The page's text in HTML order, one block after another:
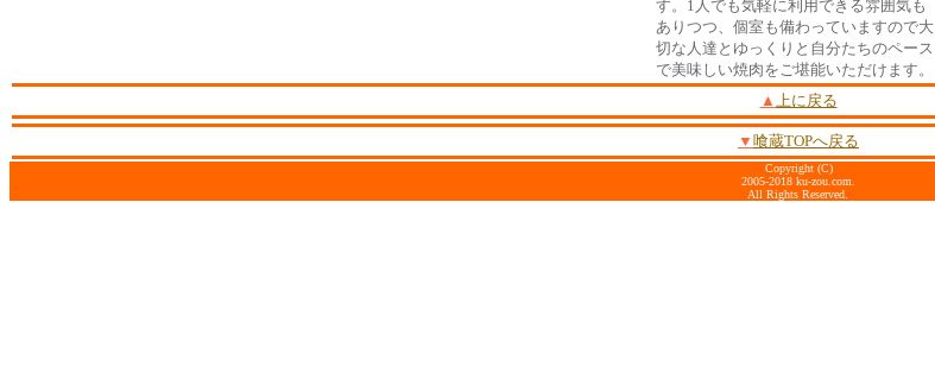
す。1人でも気軽に利用できる雰囲気も
ありつつ、個室も備わっていますので大
切な人達とゆっくりと自分たちのペース
で美味しい焼肉をご堪能いただけます。
▲ 上に戻る
▼ 喰蔵TOPへ戻る
Copyright (C)
2005-2018 ku-zou.com.
All Rights Reserved.